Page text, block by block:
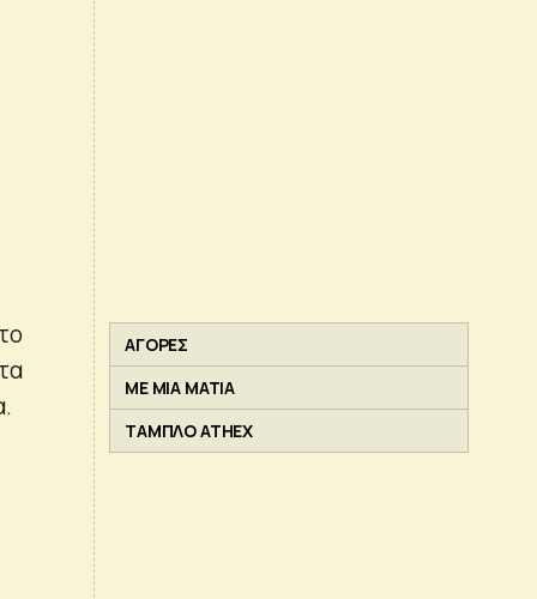
ΑΓΟΡΕΣ
ΜΕ ΜΙΑ ΜΑΤΙΑ
ΤΑΜΠΛΟ ATHEX